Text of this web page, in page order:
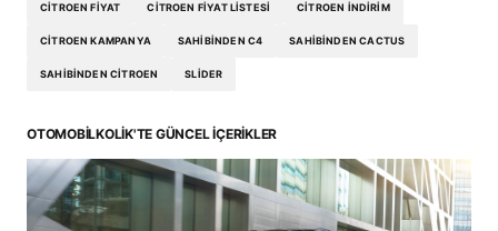
CITROEN FIYAT CITROEN FIYAT LISTESI CITROEN INDIRIM
CITROEN KAMPANYA SAHIBINDEN C4 SAHIBINDEN CACTUS
SAHIBINDEN CITROEN SLIDER
OTOMOBILKOLIK'TE GÜNCEL İÇERIKLER